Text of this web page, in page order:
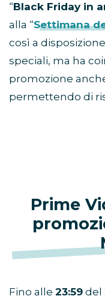
“Black Friday in
alla “Settimana
così a
speciali, ma ha
promozione
permettendo di
Prime
Fino alle 23:59 del